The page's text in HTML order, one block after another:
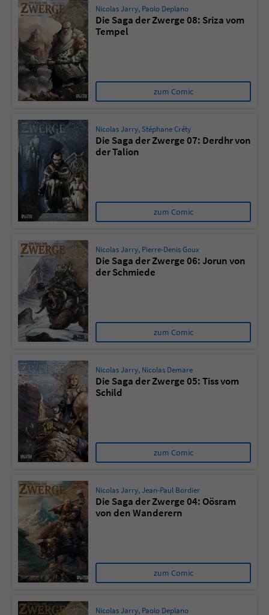
Nicolas Jarry, Paolo Deplano
Die Saga der Zwerge 08: Sriza vom
Tempel
zum Comic
Nicolas Jarry, Stéphane Créty
Die Saga der Zwerge 07: Derdhr von
der Talion
zum Comic
Nicolas Jarry, Pierre-Denis Goux
Die Saga der Zwerge 06: Jorun von
der Schmiede
zum Comic
Nicolas Jarry, Nicolas Demare
Die Saga der Zwerge 05: Tiss vom
Schild
zum Comic
Nicolas Jarry,Jean-Paul Bordier
Die Saga der Zwerge 04: Oösram
von den Wanderern
zum Comic
Nicolas Jarry, Paolo Deplano